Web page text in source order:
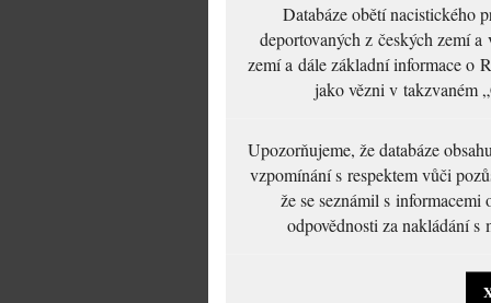
Databáze obětí nacistického
deportovaných z českých zemí
zemí a dále základní informace o
jako vězni v takzvaném
Upozorňujeme, že databáze
vzpomínání s respektem vůči
že se seznámil s
odpovědnosti za nakládání